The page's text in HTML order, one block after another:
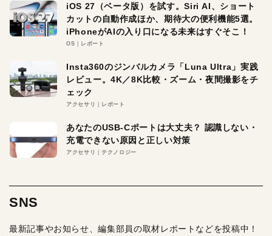
iOS 27（ベータ版）を試す。Siri AI、ショート
カットの自動作成ほか、期待大の便利機能5選。
iPhoneがAIの入り口になる未来はすぐそこ！
OS レポート
Insta360のジンバルカメラ「Luna Ultra」実践
レビュー。4K／8K比較・ズーム・夜間撮影をチ
ェック
アクセサリ レポート
あなたのUSB-Cポートは大丈夫？ 認識しない・
充電できない原因と正しい対策
アクセサリ テクノロジー
SNS
最新記事やお知らせ、編集部員の取材レポートなどを投稿中！